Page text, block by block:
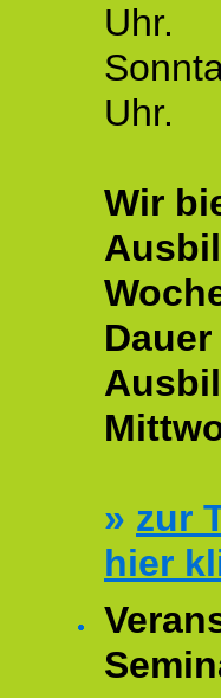
Uhr.
Uhr.
Wir
» zur
hier